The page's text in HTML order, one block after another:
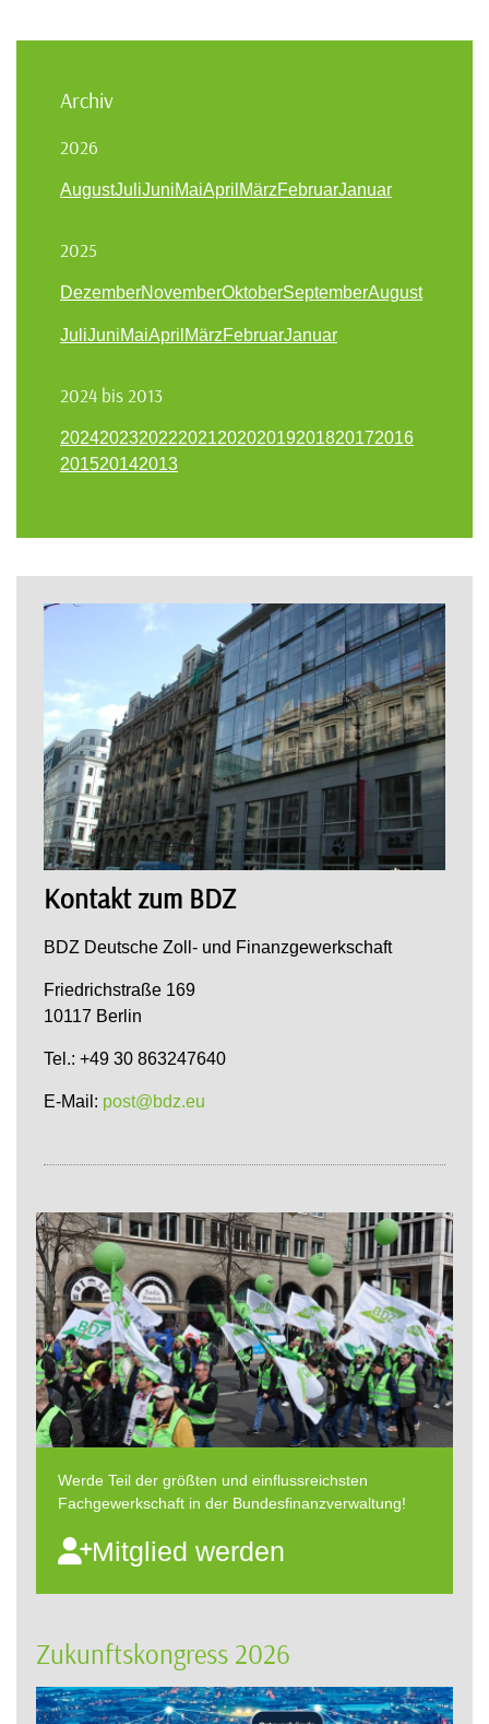
Archiv
2026
AugustJuliJuniMaiApril MärzFebruarJanuar
2025
DezemberNovemberOktoberSeptemberAugust
JuliJuniMaiApril MärzFebruarJanuar
2024 bis 2013
202420232022202120202019201820172016
201520142013
Kontakt zum BDZ
BDZ Deutsche Zoll- und Finanzgewerkschaft
Friedrichstraße 169
10117 Berlin
Tel.: +49 30 863247640
E-Mail: post@bdz.eu
Werde Teil der größten und einflussreichsten
Fachgewerkschaft in der Bundesfinanzverwaltung!
Mitglied werden
Zukunftskongress 2026